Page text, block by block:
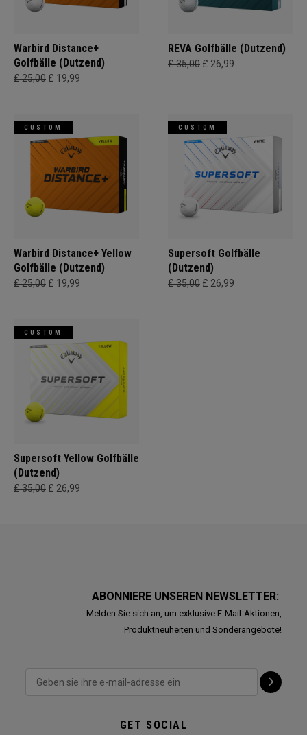
Warbird Distance+
Golfbälle (Dutzend)
£ 25,00 £ 19,99
REVA Golfbälle (Dutzend)
£ 35,00 £ 26,99
CUSTOM
Warbird Distance+ Yellow
Golfbälle (Dutzend)
£ 25,00 £ 19,99
CUSTOM
Supersoft Golfbälle
(Dutzend)
£ 35,00 £ 26,99
CUSTOM
Supersoft Yellow Golfbälle
(Dutzend)
£ 35,00 £ 26,99
ABONNIERE UNSEREN NEWSLETTER:
Melden Sie sich an, um exklusive E-Mail-Aktionen,
Produktneuheiten und Sonderangebote!
GET SOCIAL